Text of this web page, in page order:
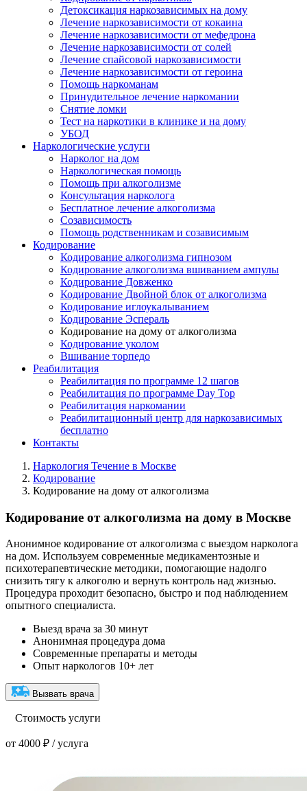
Детоксикация наркозависимых на дому
Лечение наркозависимости от кокаина
Лечение наркозависимости от мефедрона
Лечение наркозависимости от солей
Лечение спайсовой наркозависимости
Лечение наркозависимости от героина
Помощь наркоманам
Принудительное лечение наркомании
Снятие ломки
Тест на наркотики в клинике и на дому
УБОД
Наркологические услуги
Нарколог на дом
Наркологическая помощь
Помощь при алкоголизме
Консультация нарколога
Бесплатное лечение алкоголизма
Созависимость
Помощь родственникам и созависимым
Кодирование
Кодирование алкоголизма гипнозом
Кодирование алкоголизма вшиванием ампулы
Кодирование Довженко
Кодирование Двойной блок от алкоголизма
Кодирование иглоукалыванием
Кодирование Эспераль
Кодирование на дому от алкоголизма
Кодирование уколом
Вшивание торпедо
Реабилитация
Реабилитация по программе 12 шагов
Реабилитация по программе Day Top
Реабилитация наркомании
Реабилитационный центр для наркозависимых
бесплатно
Контакты
Наркология Течение в Москве
Кодирование
Кодирование на дому от алкоголизма
Кодирование от алкоголизма на дому в Москве
Анонимное кодирование от алкоголизма с выездом нарколога
на дом. Используем современные медикаментозные и
психотерапевтические методики, помогающие надолго
снизить тягу к алкоголю и вернуть контроль над жизнью.
Процедура проходит безопасно, быстро и под наблюдением
опытного специалиста.
Выезд врача за 30 минут
Анонимная процедура дома
Современные препараты и методы
Опыт наркологов 10+ лет
Вызвать врача
Стоимость услуги
от 4000 ₽ / услуга